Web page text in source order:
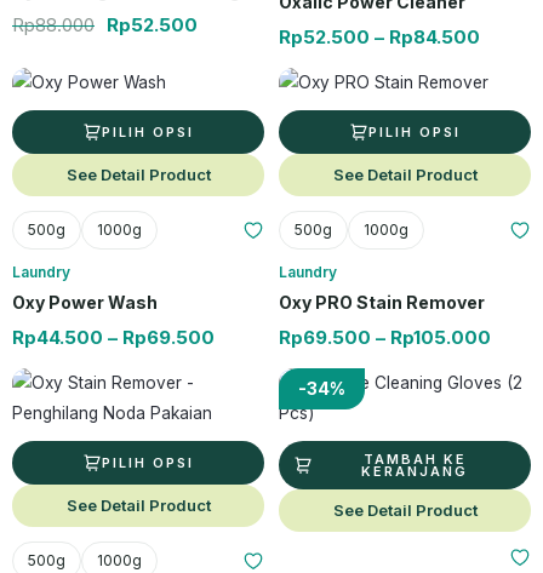
Rp88.000 Rp52.500
Rp52.500 – Rp84.500
PILIH OPSI
Produk ini memiliki beberapa varian. Pilihan ini dapat diambil di
See Detail Product
500g 1000g
Laundry
Oxy Power Wash
Rp44.500 – Rp69.500
Rentang harga: Rp44.500 hingga
PILIH OPSI
Produk ini memiliki beberapa
See Detail Product
500g 1000g
Laundry
Oxy PRO Stain Remover
Rp69.500 – Rp105.000
PILIH OPSI
Produk ini memiliki beberapa varian. Pilihan ini dapat diambil di
See Detail Product
500g 1000g
Rentang harga: Rp52.500 hingga
-34%
TAMBAH KE
KERANJANG
See Detail Product
Harga aslinya
Harga